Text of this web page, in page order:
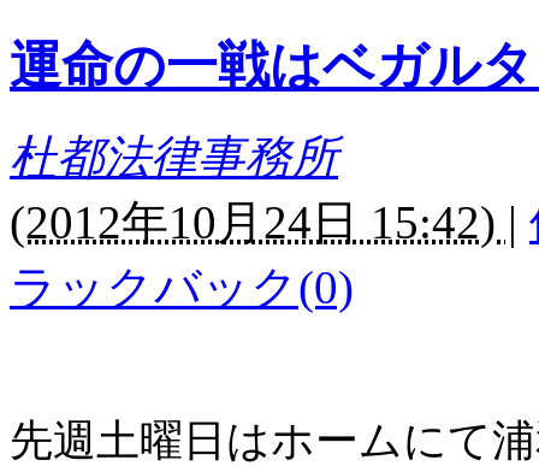
運命の一戦はベガル
杜都法律事務所
(2012年10月24日 15:42) |
ラックバック(0)
先週土曜日はホームにて